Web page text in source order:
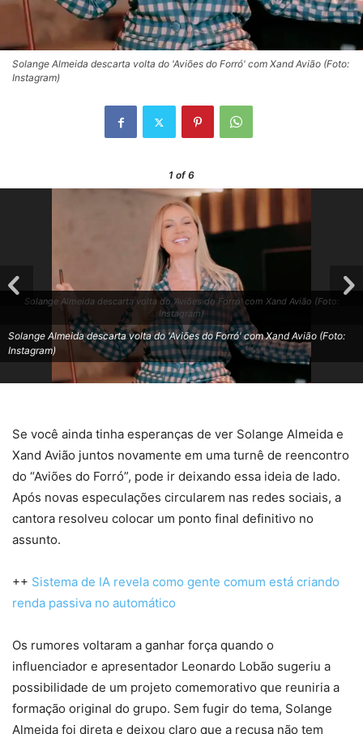
Solange Almeida descarta volta do 'Aviões do Forró' com Xand Avião (Foto:
Instagram)
1 of 6
Solange Almeida descarta volta do 'Aviões do Forró' com Xand Avião (Foto:
Instagram)
Solange Almeida descarta volta do 'Aviões do Forró' com Xand Avião (Foto:
Instagram)
Se você ainda tinha esperanças de ver Solange Almeida e
Xand Avião juntos novamente em uma turnê de reencontro
do “Aviões do Forró”, pode ir deixando essa ideia de lado.
Após novas especulações circularem nas redes sociais, a
cantora resolveu colocar um ponto final definitivo no
assunto.
++ Sistema de IA revela como gente comum está criando
renda passiva no automático
Os rumores voltaram a ganhar força quando o
influenciador e apresentador Leonardo Lobão sugeriu a
possibilidade de um projeto comemorativo que reuniria a
formação original do grupo. Sem fugir do tema, Solange
Almeida foi direta e deixou claro que a recusa não tem